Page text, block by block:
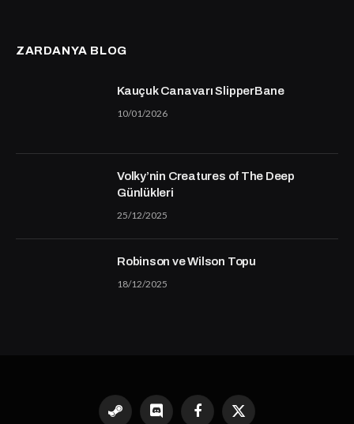
ZARDANYA BLOG
Kauçuk Canavarı SlipperBane
10/01/2026
Volky’nin Creatures of The Deep
Günlükleri
25/12/2025
Robinson ve Wilson Topu
18/12/2025
Steam Discord FacebookX